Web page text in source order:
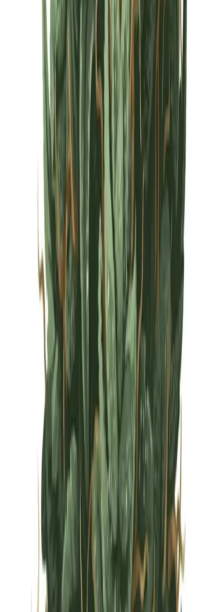
Cannabis Extrakte
Live Rosin